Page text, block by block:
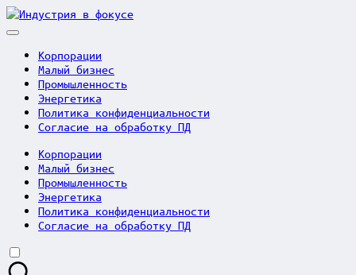
Skip
to
Индустрия
Корпорации
Малый бизнес
Промышленность
Энергетика
Политика конфиденциальности
Согласие на обработку ПД
Корпорации
Малый бизнес
Промышленность
Энергетика
Политика конфиденциальности
Согласие на обработку ПД